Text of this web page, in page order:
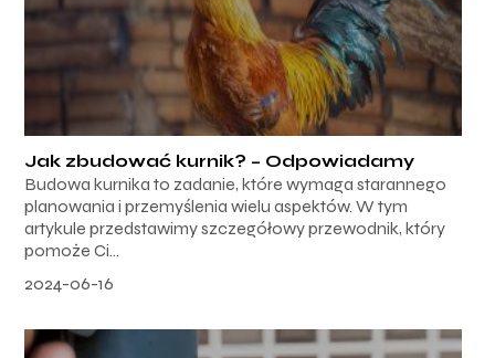
Jak zbudować kurnik? – Odpowiadamy
Budowa kurnika to zadanie, które wymaga starannego
planowania i przemyślenia wielu aspektów. W tym
artykule przedstawimy szczegółowy przewodnik, który
pomoże Ci...
2024-06-16